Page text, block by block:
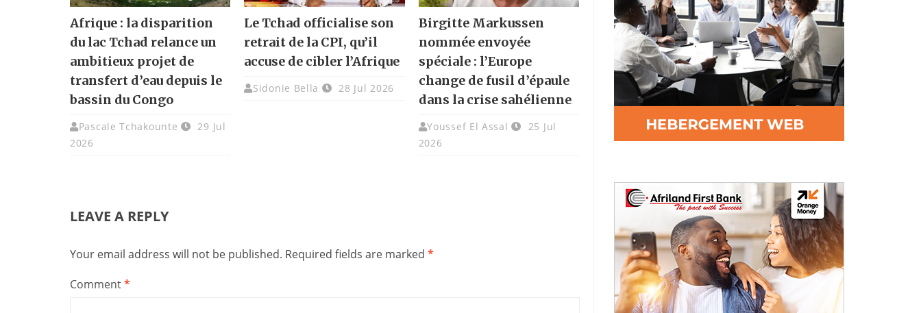
Afrique : la disparition
du lac Tchad relance un
ambitieux projet de
transfert d’eau depuis le
bassin du Congo
Pascale Tchakounte
29 Jul
2026
Le Tchad officialise son
retrait de la CPI, qu’il
accuse de cibler l’Afrique
Sidonie Bella 28 Jul 2026
Birgitte Markussen
nommée envoyée
spéciale : l’Europe
change de fusil d’épaule
dans la crise sahélienne
Youssef El Assal
25 Jul
2026
LEAVE A REPLY
Your email address will not be published. Required fields are marked *
Comment*